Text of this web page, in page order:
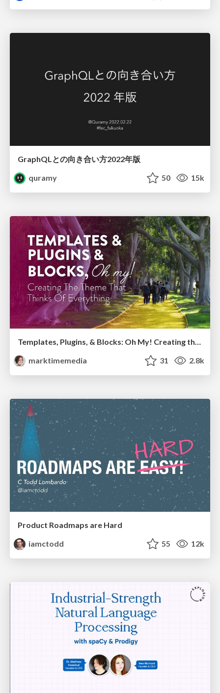
GraphQLとの向き合い方2022年版
quramy
50 15k
Templates, Plugins, & Blocks: Oh My! Creating the theme that thinks of everything
marktimemedia
31 2.8k
Product Roadmaps are Hard
iamctodd
55 12k